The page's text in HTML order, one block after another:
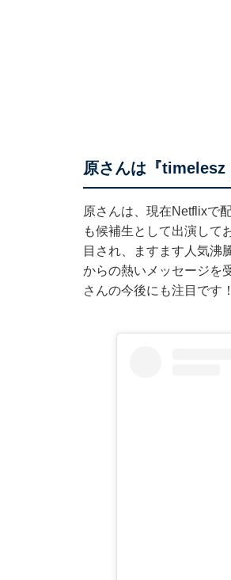
原さんは『
原さんは、現在Netflixで
も候補生として出演して
目され、ますます人気沸
からの熱いメッセージを
さんの今後にも注目です！